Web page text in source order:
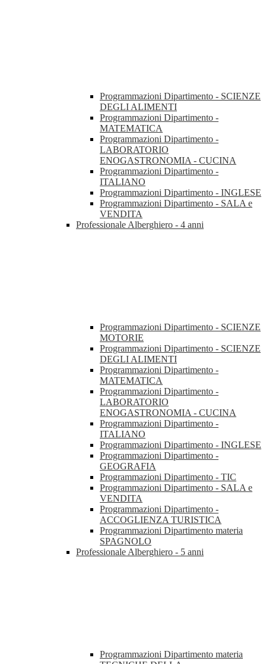
Programmazioni Dipartimento - SCIENZE
DEGLI ALIMENTI
Programmazioni Dipartimento -
MATEMATICA
Programmazioni Dipartimento -
LABORATORIO
ENOGASTRONOMIA - CUCINA
Programmazioni Dipartimento -
ITALIANO
Programmazioni Dipartimento - INGLESE
Programmazioni Dipartimento - SALA e
VENDITA
Professionale Alberghiero - 4 anni
Programmazioni Dipartimento - SCIENZE
MOTORIE
Programmazioni Dipartimento - SCIENZE
DEGLI ALIMENTI
Programmazioni Dipartimento -
MATEMATICA
Programmazioni Dipartimento -
LABORATORIO
ENOGASTRONOMIA - CUCINA
Programmazioni Dipartimento -
ITALIANO
Programmazioni Dipartimento - INGLESE
Programmazioni Dipartimento -
GEOGRAFIA
Programmazioni Dipartimento - TIC
Programmazioni Dipartimento - SALA e
VENDITA
Programmazioni Dipartimento -
ACCOGLIENZA TURISTICA
Programmazioni Dipartimento materia
SPAGNOLO
Professionale Alberghiero - 5 anni
Programmazioni Dipartimento materia